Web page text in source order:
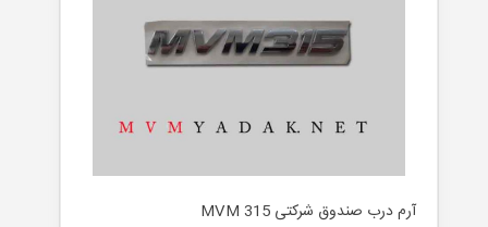
آرم درب صندوق شرکتی MVM 315